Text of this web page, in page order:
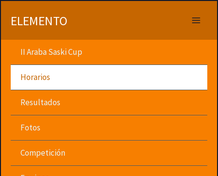
ELEMENTO
II Araba Saski Cup
Horarios
Resultados
Fotos
Competición